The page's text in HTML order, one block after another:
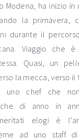
Modena, ha inizio
la primavera,
durante il
Viaggio che
Quasi, un
la mecca, verso
uno chef che
di anno in
elogi è
ad uno staff